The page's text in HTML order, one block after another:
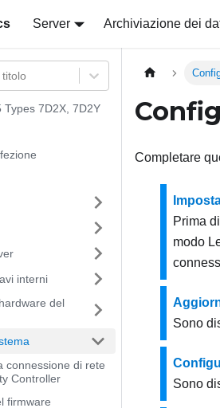
Server Archiviazione dei
Types 7D2X, 7D2Y
interni
del
connessione di rete
Controller
firmware
Completare
Prima
modo
Sono
Sono